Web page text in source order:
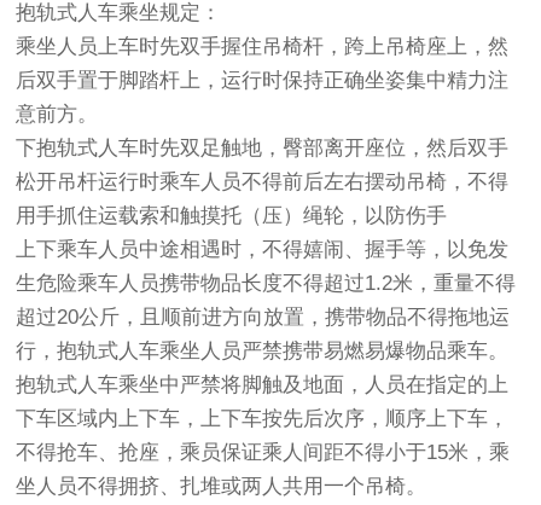
抱轨式人车乘坐规定：
乘坐人员上车时先双手握住吊椅杆，跨上吊椅座上，然
后双手置于脚踏杆上，运行时保持正确坐姿集中精力注
意前方。
下抱轨式人车时先双足触地，臀部离开座位，然后双手
松开吊杆运行时乘车人员不得前后左右摆动吊椅，不得
用手抓住运载索和触摸托（压）绳轮，以防伤手
上下乘车人员中途相遇时，不得嬉闹、握手等，以免发
生危险乘车人员携带物品长度不得超过1.2米，重量不得
超过20公斤，且顺前进方向放置，携带物品不得拖地运
行，抱轨式人车乘坐人员严禁携带易燃易爆物品乘车。
抱轨式人车乘坐中严禁将脚触及地面，人员在指定的上
下车区域内上下车，上下车按先后次序，顺序上下车，
不得抢车、抢座，乘员保证乘人间距不得小于15米，乘
坐人员不得拥挤、扎堆或两人共用一个吊椅。